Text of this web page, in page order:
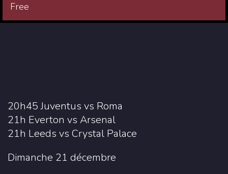
Free
20h45 Juventus vs Roma
21h Everton vs Arsenal
21h Leeds vs Crystal Palace
Dimanche 21 décembre